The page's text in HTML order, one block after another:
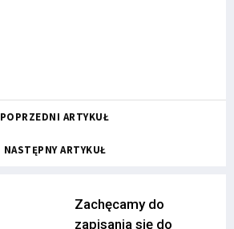
POPRZEDNI ARTYKUŁ
NASTĘPNY ARTYKUŁ
Zachęcamy do
zapisania się do